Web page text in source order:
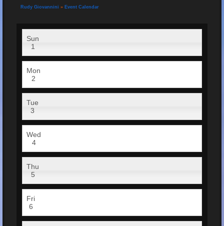
Rudy Giovannini » Event Calendar
Sun
1
Mon
2
Tue
3
Wed
4
Thu
5
Fri
6